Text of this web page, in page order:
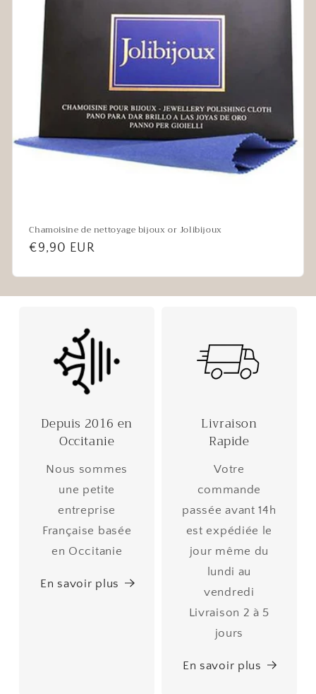
Chamoisine de nettoyage bijoux or Jolibijoux
Prix
€9,90 EUR
Depuis 2016 en
Occitanie
Nous sommes
une petite
entreprise
Française basée
en Occitanie
En savoir plus
Livraison
Rapide
Votre
commande
passée avant 14h
est expédiée le
jour même du
lundi au
vendredi
Livraison 2 à 5
jours
En savoir plus